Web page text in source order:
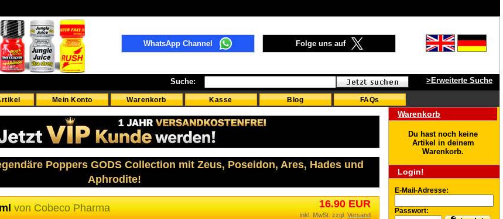
Folge uns auf
WhatsApp Channel
Suche: >Erweiterte Suche
Mein Konto Warenkorb Kasse Blog FAQs
Poppers GODS Collection mit Zeus, Poseidon, Ares, Hades und
Aphrodite!
mlvonCobeco Pharma 16.90 EUR
inkl. MwSt. zzgl. Versand
Warenkorb
Du hast noch keine
Artikel in deinem
Warenkorb.
Login!
E-Mail-Adresse:
Passwort: